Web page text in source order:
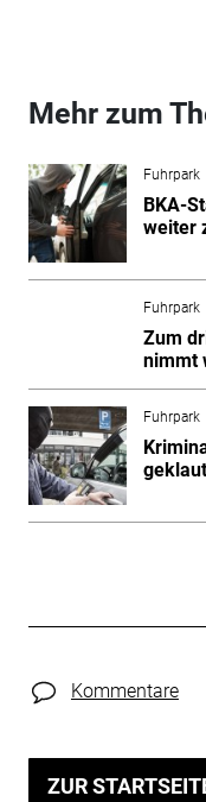
Mehr zum
Fuhrpark
BKA-
weiter
Fuhrpark
Zum
nimmt
Fuhrpark
geklaut
Kommentare
ZUR